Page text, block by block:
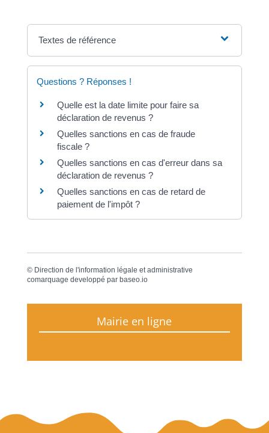
Textes de référence
Questions ? Réponses !
Quelle est la date limite pour faire sa
déclaration de revenus ?
Quelles sanctions en cas de fraude
fiscale ?
Quelles sanctions en cas d'erreur dans sa
déclaration de revenus ?
Quelles sanctions en cas de retard de
paiement de l'impôt ?
© Direction de l'information légale et administrative
comarquage developpé par baseo.io
Mairie en ligne